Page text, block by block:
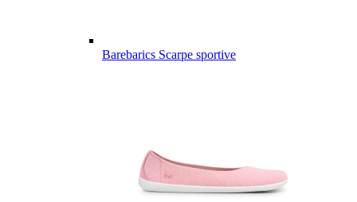
Barebarics Scarpe sportive